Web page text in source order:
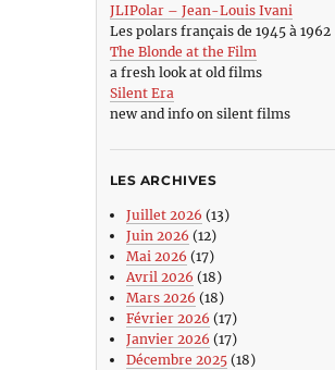
JLIPolar – Jean-Louis Ivani
Les polars français de 1945 à 1962
The Blonde at the Film
a fresh look at old films
Silent Era
new and info on silent films
LES ARCHIVES
Juillet 2026 (13)
Juin 2026 (12)
Mai 2026 (17)
Avril 2026 (18)
Mars 2026 (18)
Février 2026 (17)
Janvier 2026 (17)
Décembre 2025(18)